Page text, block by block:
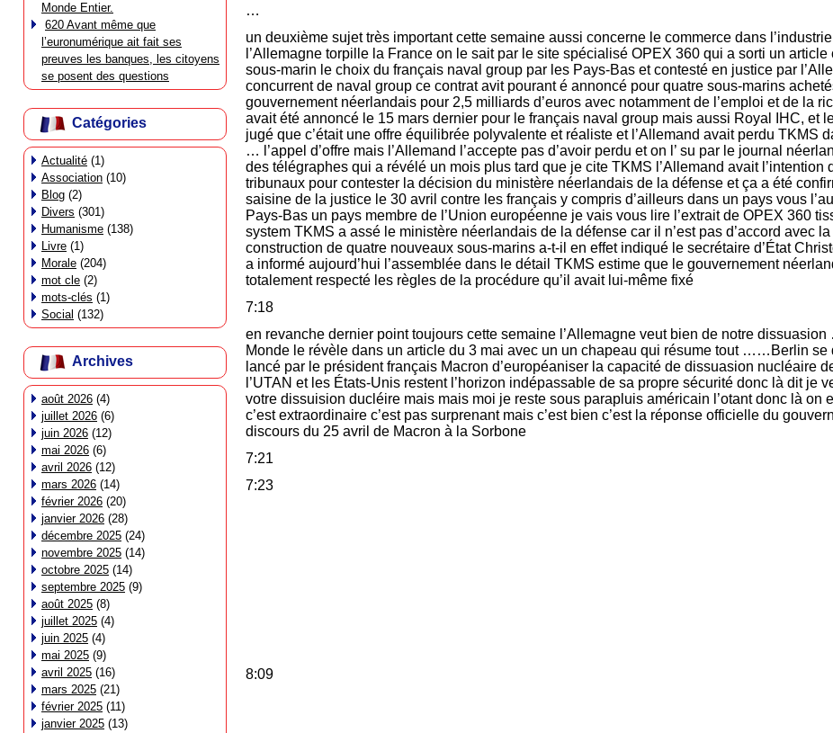
Monde Entier.
620 Avant même que
l’euronumérique ait fait ses
preuves les banques, les citoyens
se posent des questions
Catégories
Actualité (1)
Association (10)
Blog (2)
Divers (301)
Humanisme (138)
Livre (1)
Morale (204)
mot cle (2)
mots-clés (1)
Social (132)
Archives
août 2026 (4)
juillet 2026 (6)
juin 2026 (12)
mai 2026 (6)
avril 2026 (12)
mars 2026 (14)
février 2026 (20)
janvier 2026 (28)
décembre 2025 (24)
novembre 2025 (14)
octobre 2025 (14)
septembre 2025 (9)
août 2025 (8)
juillet 2025 (4)
juin 2025 (4)
mai 2025 (9)
avril 2025 (16)
mars 2025 (21)
février 2025 (11)
janvier 2025 (13)
…
un deuxième sujet très important cette semaine aussi concerne le commerce dans
l’Allemagne torpille la France on le sait par le site spécialisé OPEX 360 qui a sorti un article
sous-marin le choix du français naval group par les Pays-Bas et contesté en justice par
concurrent de naval group ce contrat avit pourant é annoncé pour quatre sous-marins
gouvernement néerlandais pour 2,5 milliards d’euros avec notamment de l’emploi et de la
avait été annoncé le 15 mars dernier pour le français naval group mais aussi Royal IHC, et
jugé que c’était une offre équilibrée polyvalente et réaliste et l’Allemand avait perdu TKMS
… l’appel d’offre mais l’Allemand l’accepte pas d’avoir perdu et on l’ su par le journal
des télégraphes qui a révélé un mois plus tard que je cite TKMS l’Allemand avait l’intention
tribunaux pour contester la décision du ministère néerlandais de la défense et ça a été
saisine de la justice le 30 avril contre les français y compris d’ailleurs dans un pays vous
Pays-Bas un pays membre de l’Union européenne je vais vous lire l’extrait de OPEX 360
system TKMS a assé le ministère néerlandais de la défense car il n’est pas d’accord avec
construction de quatre nouveaux sous-marins a-t-il en effet indiqué le secrétaire d’État
a informé aujourd’hui l’assemblée dans le détail TKMS estime que le gouvernement
totalement respecté les règles de la procédure qu’il avait lui-même fixé
7:18
en revanche dernier point toujours cette semaine l’Allemagne veut bien de notre
Monde le révèle dans un article du 3 mai avec un un chapeau qui résume tout ……Berlin se
lancé par le président français Macron d’européaniser la capacité de dissuasion nucléaire
l’UTAN et les États-Unis restent l’horizon indépassable de sa propre sécurité donc là dit je
votre dissuision ducléire mais mais moi je reste sous parapluis américain l’otant donc là on
c’est extraordinaire c’est pas surprenant mais c’est bien c’est la réponse officielle du
discours du 25 avril de Macron à la Sorbone
7:21
7:23
8:09